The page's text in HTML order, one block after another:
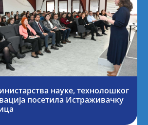
науке, технолошког
посетила Истраживачку